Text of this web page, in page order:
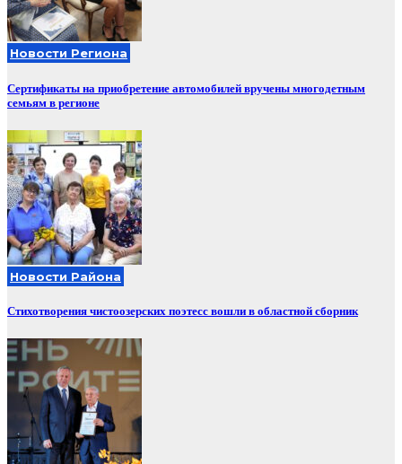
Новости Региона
Сертификаты на приобретение автомобилей вручены многодетным
семьям в регионе
Новости Района
Стихотворения чистоозерских поэтесс вошли в областной сборник